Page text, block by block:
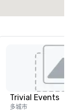
Trivial Events
多城市